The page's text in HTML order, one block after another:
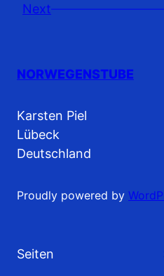
Next
NORWEGENSTUBE
Karsten Piel
Lübeck
Deutschland
Proudly powered by
Seiten